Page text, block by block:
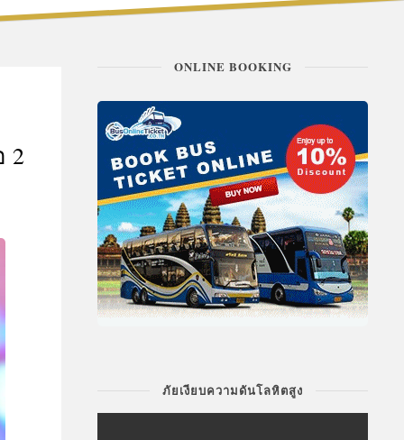
2
ONLINE BOOKING
ภัยเงียบความดันโลหิตสูง